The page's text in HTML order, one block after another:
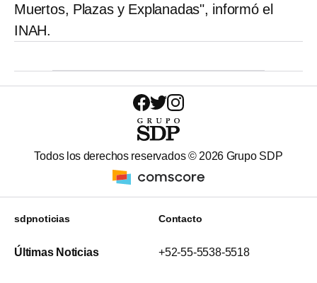
Muertos, Plazas y Explanadas", informó el
INAH.
Todos los derechos reservados © 2026 Grupo SDP
sdpnoticias
Últimas Noticias
Contacto
+52-55-5538-5518